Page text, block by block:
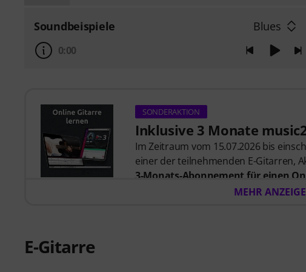
Soundbeispiele Blues
0:00
SONDERAKTION
Inklusive 3 Monate
Im Zeitraum vom 15.07.2026 bis
einer der teilnehmenden E-Gitarren,
3-Monats-Abonnement für einen
. Nach dem Versand deiner
MEHR
E-Gitarre